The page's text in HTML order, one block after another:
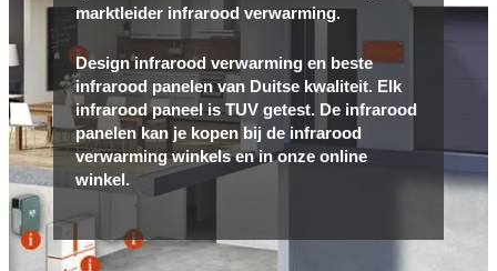
marktleider infrarood verwarming.
Design infrarood verwarming en beste
infrarood panelen van Duitse kwaliteit. Elk
infrarood paneel is TUV getest. De infrarood
panelen kan je kopen bij de infrarood
verwarming winkels en in onze online
winkel.